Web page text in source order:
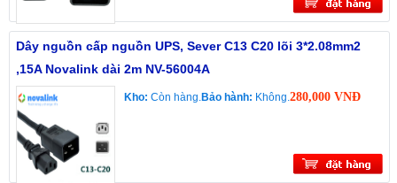
Dây nguồn cấp nguồn UPS, Sever C13 C20 lõi 3*2.08mm2
,15A Novalink dài 2m NV-56004A
Kho: Còn hàng. Bảo hành: Không. 280,000 VNĐ